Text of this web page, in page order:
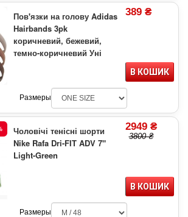
Пов'язки на голову Adidas
Hairbands 3pk
коричневий, бежевий,
темно-коричневий Уні
389 ₴
В КОШИК
Размеры
Чоловічі тенісні шорти
Nike Rafa Dri-FIT ADV 7"
Light-Green
2949 ₴
3800 ₴
В КОШИК
Размеры